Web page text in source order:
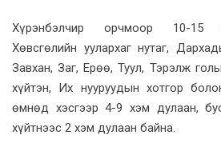
Хүрэнбэлчир орчмоор 10-15
Хөвсгөлийн уулархаг нутаг,
Завхан, Заг, Ерөө, Туул, Тэрэлж
хүйтэн, Их нууруудын хотгор
өмнөд хэсгээр 4-9 хэм дулаан,
хүйтнээс 2 хэм дулаан байна.